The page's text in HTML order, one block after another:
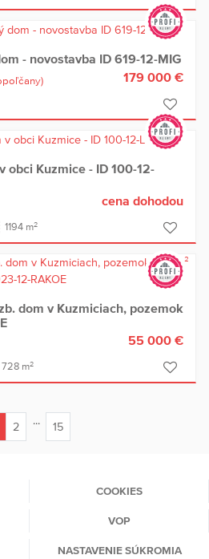
- novostavba ID 619-12-MIG
179 000 €
obci Kuzmice - ID 100-12-
1194 m2
cena dohodou
dom v Kuzmiciach, pozemok
728 m2
55 000 €
2 ... 15
COOKIES
VOP
NASTAVENIE SÚKROMIA